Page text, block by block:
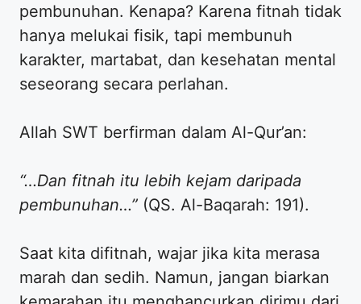
pembunuhan. Kenapa? Karena fitnah tidak
hanya melukai fisik, tapi membunuh
karakter, martabat, dan kesehatan mental
seseorang secara perlahan.
​Allah SWT berfirman dalam Al-Qur’an:
“…Dan fitnah itu lebih kejam daripada
pembunuhan…” (QS. Al-Baqarah: 191).
​Saat kita difitnah, wajar jika kita merasa
marah dan sedih. Namun, jangan biarkan